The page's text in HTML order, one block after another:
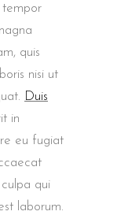
tempor
quis
nisi ut
Duis
in
eu fugiat
qui
laborum.